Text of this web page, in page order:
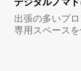
出張の多いプ
専用スペース